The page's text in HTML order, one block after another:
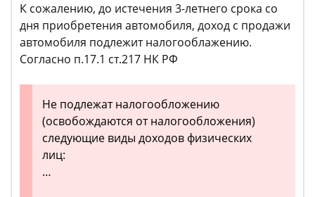
К сожалению, до истечения 3-летнего срока со
дня приобретения автомобиля, доход с продажи
автомобиля подлежит налогооблажению.
Согласно п.17.1 ст.217 НК РФ
Не подлежат налогообложению
(освобождаются от налогообложения)
следующие виды доходов физических
лиц:
…